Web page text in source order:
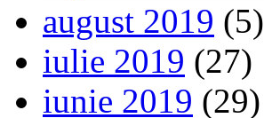
august 2019 (5)
iulie 2019 (27)
iunie 2019 (29)